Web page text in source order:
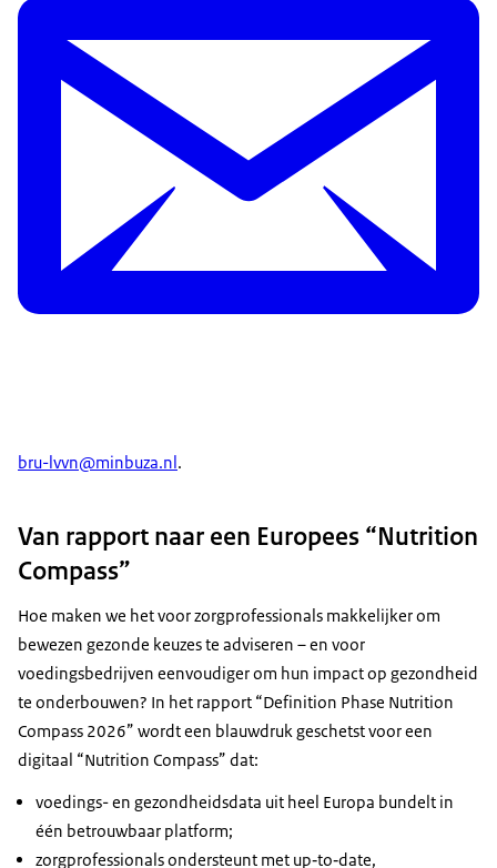
bru-lvvn@minbuza.nl .
Van rapport naar een Europees “Nutrition
Compass”
Hoe maken we het voor zorgprofessionals makkelijker om
bewezen gezonde keuzes te adviseren – en voor
voedingsbedrijven eenvoudiger om hun impact op gezondheid
te onderbouwen? In het rapport “Definition Phase Nutrition
Compass 2026” wordt een blauwdruk geschetst voor een
digitaal “Nutrition Compass” dat:
voedings- en gezondheidsdata uit heel Europa bundelt in
één betrouwbaar platform;
zorgprofessionals ondersteunt met up‑to‑date,